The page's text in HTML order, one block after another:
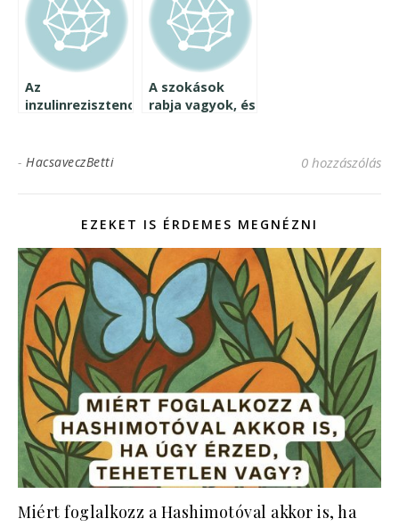
Az
inzulinrezisztencia
vendégbejegyzése
A szokások
rabja vagyok, és
- HacsaveczBetti 0 hozzászólás
EZEKET IS ÉRDEMES MEGNÉZNI
Miért foglalkozz a Hashimotóval akkor is, ha